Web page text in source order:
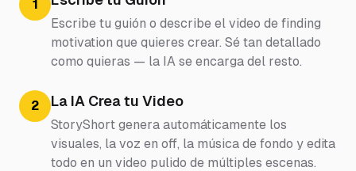
1
Escribe tu guión o describe el video de finding
motivation que quieres crear. Sé tan detallado
como quieras — la IA se encarga del resto.
2 La IA Crea tu Video
StoryShort genera automáticamente los
visuales, la voz en off, la música de fondo y edita
todo en un video pulido de múltiples escenas.